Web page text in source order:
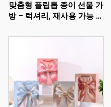
맞춤형 플립톱 종이 선물 가
방 – 럭셔리, 재사용 가능 및